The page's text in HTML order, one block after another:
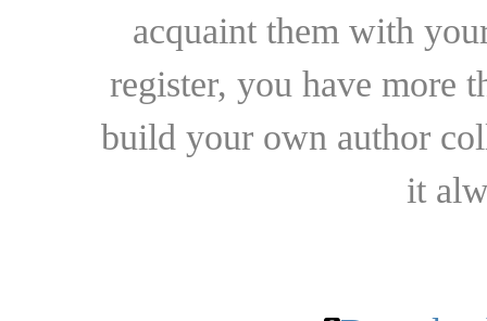
acquaint them with
register, you have more
build your own author
it